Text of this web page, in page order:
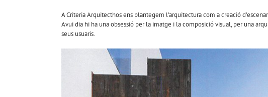
A Criteria Arquitecthos ens plantegem l’arquitectura com a creació
Avui dia hi ha una obsessió per la imatge i la composició visual, per una
seus usuaris.